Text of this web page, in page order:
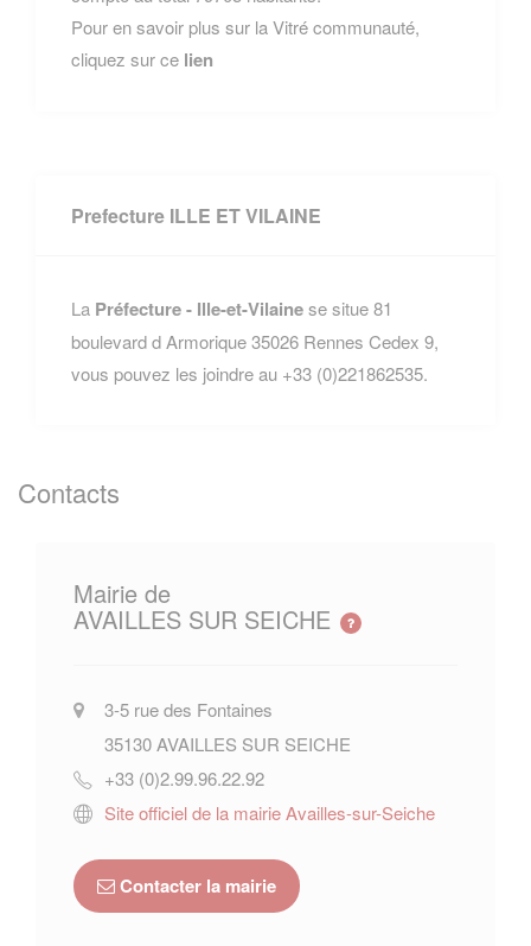
Pour en savoir plus sur la Vitré communauté,
cliquez sur ce lien
Prefecture ILLE ET VILAINE
La Préfecture - Ille-et-Vilainese situe 81
boulevard d Armorique 35026 Rennes Cedex 9,
vous pouvez les joindre au +33 (0)221862535.
Contacts
Mairie de
AVAILLES SUR SEICHE
3-5 rue des Fontaines
35130 AVAILLES SUR SEICHE
+33 (0)2.99.96.22.92
Site officiel de la mairie Availles-sur-Seiche
Contacter la mairie